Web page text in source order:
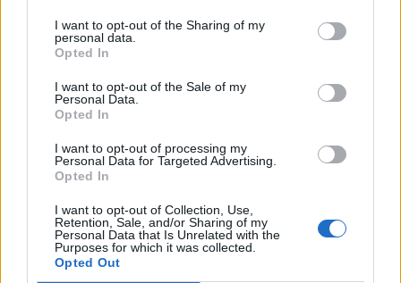
I want to opt-out of the Sharing of my
personal data.
Opted In
I want to opt-out of the Sale of my
Personal Data.
Opted In
I want to opt-out of processing my
Personal Data for Targeted Advertising.
Opted In
I want to opt-out of Collection, Use,
Retention, Sale, and/or Sharing of my
Personal Data that Is Unrelated with the
Purposes for which it was collected.
Opted Out
ΚΟΣΜΟΣ
Ιράν για τα Στενά του Ορμούζ –
Καταδικάζουμε τις επιθέσεις σε πλοία
Ομάν, ωστόσο έσβησε η φωτιά που προκλήθηκε
και το πλήρωμα είναι ασφαλές
8 ΑΥΓ. 2026, 18:38